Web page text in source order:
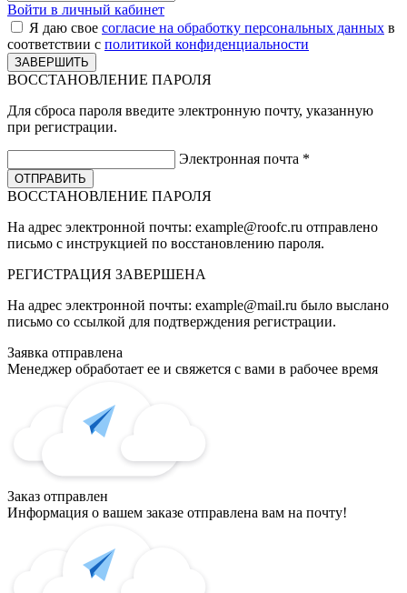
Войти в личный кабинет
Я даю свое согласие на обработку персональных данных в
соответствии с политикой конфиденциальности
ВОССТАНОВЛЕНИЕ ПАРОЛЯ
Для сброса пароля введите электронную почту, указанную
при регистрации.
Электронная почта *
ВОССТАНОВЛЕНИЕ ПАРОЛЯ
На адрес электронной почты: example@roofc.ru отправлено
письмо с инструкцией по восстановлению пароля.
РЕГИСТРАЦИЯ ЗАВЕРШЕНА
На адрес электронной почты: example@mail.ru было выслано
письмо со ссылкой для подтверждения регистрации.
Заявка отправлена
Менеджер обработает ее и свяжется с вами в рабочее время
Заказ отправлен
Информация о вашем заказе отправлена вам на почту!